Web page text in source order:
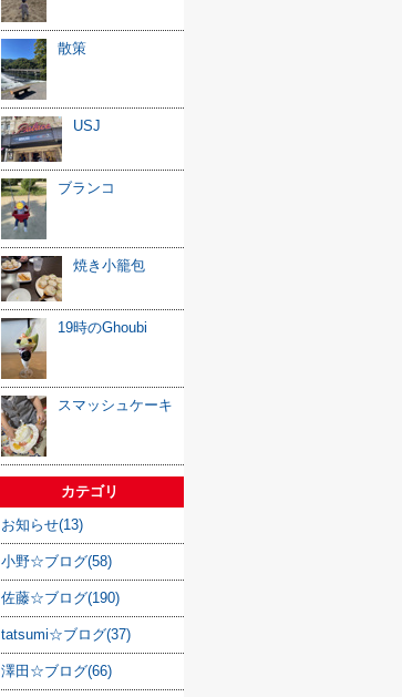
散策
USJ
ブランコ
焼き小籠包
19時のGhoubi
スマッシュケーキ
カテゴリ
お知らせ(13)
小野☆ブログ(58)
佐藤☆ブログ(190)
tatsumi☆ブログ(37)
澤田☆ブログ(66)